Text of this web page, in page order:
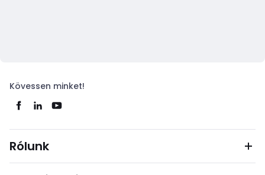
Kövessen minket!
Rólunk